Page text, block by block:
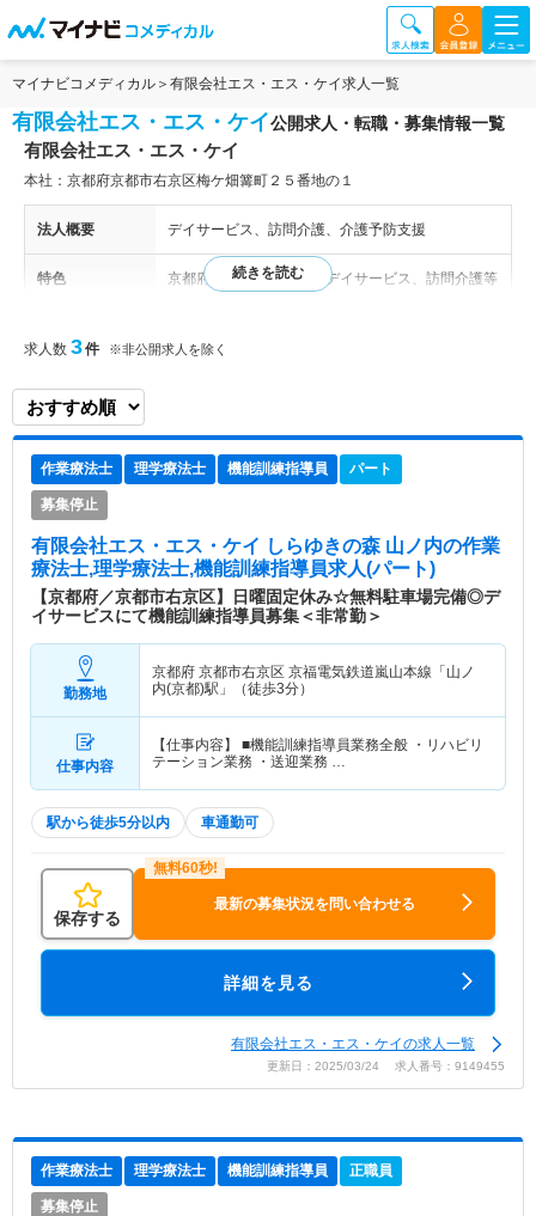
マイナビコメディカル 有限会社エス・エス・ケイ求人一覧
有限会社エス・エス・ケイ公開求人・転職・募集情報一覧
有限会社エス・エス・ケイ
本社：京都府京都市右京区梅ケ畑篝町２５番地の１
法人概要 デイサービス、訪問介護、介護予防支援
特色
京都府京都市右京区にてデイサービス、訪問介護等
います。
求人数 3件 ※非公開求人を除く
作業療法士 理学療法士 機能訓練指導員 パート
募集停止
有限会社エス・エス・ケイ しらゆきの森 山ノ内の作業
療法士,理学療法士,機能訓練指導員求人(パート)
【京都府／京都市右京区】日曜固定休み☆無料駐車場完備◎デ
イサービスにて機能訓練指導員募集＜非常勤＞
勤務地
京都府 京都市右京区 京福電気鉄道嵐山本線「山ノ
内(京都)駅」（徒歩3分）
仕事内容
【仕事内容】 ■機能訓練指導員業務全般 ・リハビリ
テーション業務 ・送迎業務 …
駅から徒歩5分以内 車通勤可
保存する
最新の募集状況を問い合わせる
詳細を見る
有限会社エス・エス・ケイの求人一覧
更新日：2025/03/24 求人番号：9149455
作業療法士 理学療法士 機能訓練指導員 正職員
募集停止